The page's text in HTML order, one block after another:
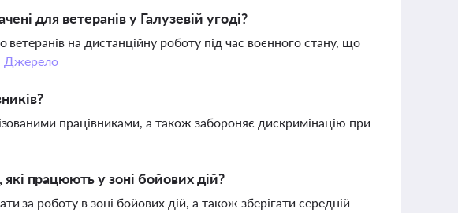
для ветеранів у Галузевій угоді?
на дистанційну роботу під час воєнного стану, що
Джерело
працівниками, а також забороняє дискримінацію при
працюють у зоні бойових дій?
за роботу в зоні бойових дій, а також зберігати середній